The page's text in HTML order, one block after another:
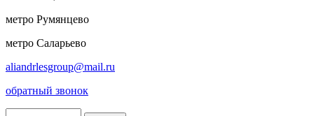
метро Румянцево
метро Саларьево
aliandrlesgroup@mail.ru
обратный звонок